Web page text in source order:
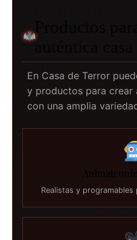
Productos
auténtica casa
En Casa de Terror
y productos para crear
con una amplia
Realistas y